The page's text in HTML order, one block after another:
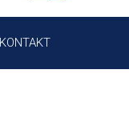
KONTAKT